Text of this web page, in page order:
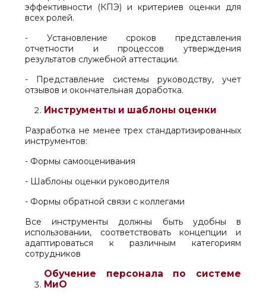
эффективности (КПЭ) и критериев оценки для
всех ролей.
- Установление сроков представления
отчетности и процессов утверждения
результатов служебной аттестации.
- Представление системы руководству, учет
отзывов и окончательная доработка.
Инструменты и шаблоны оценки
Разработка не менее трех стандартизированных
инструментов:
- Формы самооценивания
- Шаблоны оценки руководителя
- Формы обратной связи с коллегами
Все инструменты должны быть удобны в
использовании, соответствовать концепции и
адаптироваться к различным категориям
сотрудников
Обучение персонала по системе
МиО